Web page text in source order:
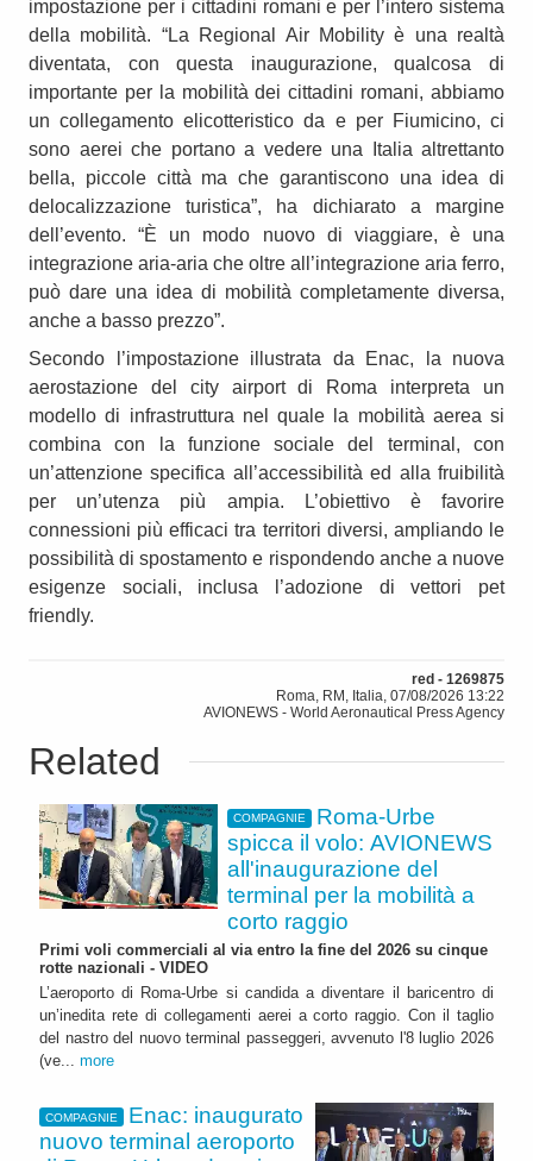
impostazione per i cittadini romani e per l’intero sistema
della mobilità. “La Regional Air Mobility è una realtà
diventata, con questa inaugurazione, qualcosa di
importante per la mobilità dei cittadini romani, abbiamo
un collegamento elicotteristico da e per Fiumicino, ci
sono aerei che portano a vedere una Italia altrettanto
bella, piccole città ma che garantiscono una idea di
delocalizzazione turistica”, ha dichiarato a margine
dell’evento. “È un modo nuovo di viaggiare, è una
integrazione aria-aria che oltre all’integrazione aria ferro,
può dare una idea di mobilità completamente diversa,
anche a basso prezzo”.
Secondo l’impostazione illustrata da Enac, la nuova
aerostazione del city airport di Roma interpreta un
modello di infrastruttura nel quale la mobilità aerea si
combina con la funzione sociale del terminal, con
un’attenzione specifica all’accessibilità ed alla fruibilità
per un’utenza più ampia. L’obiettivo è favorire
connessioni più efficaci tra territori diversi, ampliando le
possibilità di spostamento e rispondendo anche a nuove
esigenze sociali, inclusa l’adozione di vettori pet
friendly.
red - 1269875
Roma, RM, Italia, 07/08/2026 13:22
AVIONEWS - World Aeronautical Press Agency
Related
COMPAGNIE
Roma-Urbe
spicca il volo: AVIONEWS
all'inaugurazione del
terminal per la mobilità a
corto raggio
Primi voli commerciali al via entro la fine del 2026 su cinque
rotte nazionali - VIDEO
L’aeroporto di Roma-Urbe si candida a diventare il baricentro di
un’inedita rete di collegamenti aerei a corto raggio. Con il taglio
del nastro del nuovo terminal passeggeri, avvenuto l'8 luglio 2026
(ve... more
COMPAGNIE
Enac: inaugurato
nuovo terminal aeroporto